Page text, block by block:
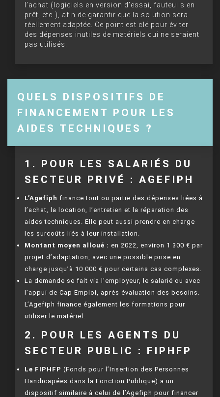
l’achat (logiciels en version d’essai, fauteuils en
prêt, etc.), afin de garantir que la solution sera
réellement adaptée. Ce point est clé pour éviter
des dépenses inutiles de matériels qui ne seraient
pas utilisés.
QUELS DISPOSITIFS DE
FINANCEMENT POUR LES
AIDES TECHNIQUES ?
1. POUR LES SALARIÉS DU
SECTEUR PRIVÉ : AGEFIPH
L’Agefiph finance tout ou partie des dépenses liées à
l’achat, la location, l’entretien et la réparation des
aides techniques. Elle peut aussi prendre en charge
les surcoûts liés à leur installation.
Montant moyen alloué : en 2022, environ 1 300 € par
projet d’adaptation, avec une possible prise en
charge jusqu’à 10 000 € pour certains cas complexes.
La demande se fait via l’employeur, le salarié ou avec
l’appui de Cap Emploi, après évaluation des besoins.
L’Agefiph finance également les formations pour
utiliser le matériel.
2. POUR LES AGENTS DU
SECTEUR PUBLIC : FIPHFP
Le FIPHFP (Fonds pour l’Insertion des Personnes
Handicapées dans la Fonction Publique) a un
dispositif similaire à celui de l’Agefiph pour financer